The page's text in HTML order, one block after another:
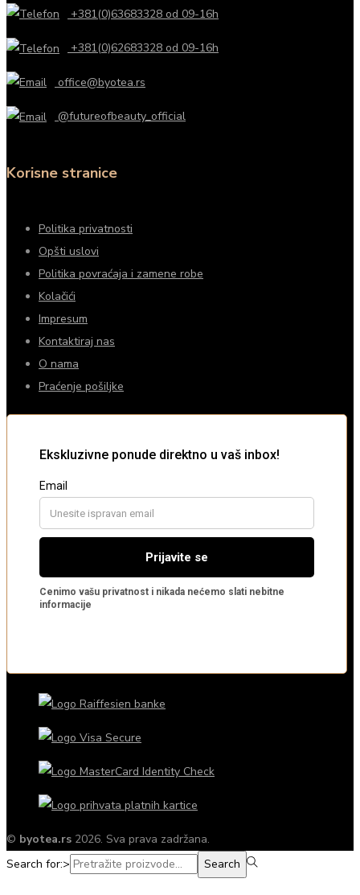
+381(0)63683328 od 09-16h
+381(0)62683328 od 09-16h
office@byotea.rs
@futureofbeauty_official
Korisne stranice
Politika privatnosti
Opšti uslovi
Politika povraćaja i zamene robe
Kolačići
Impresum
Kontaktiraj nas
O nama
Praćenje pošiljke
© byotea.rs 2026. Sva prava zadržana.
Search for:>
Search